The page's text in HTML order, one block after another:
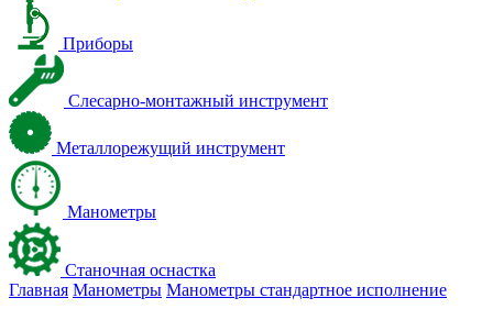
Приборы
Слесарно-монтажный инструмент
Металлорежущий инструмент
Манометры
Станочная оснастка
Главная Манометры Манометры стандартное исполнение